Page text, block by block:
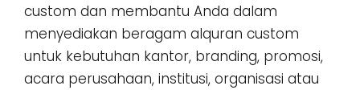
custom dan membantu Anda dalam
menyediakan beragam alquran custom
untuk kebutuhan kantor, branding, promosi,
acara perusahaan, institusi, organisasi atau